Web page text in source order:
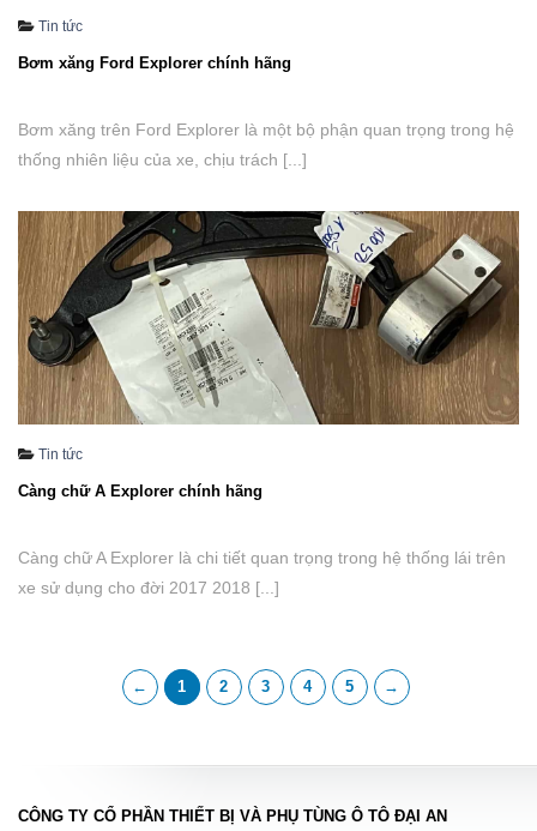
Tin tức
Bơm xăng Ford Explorer chính hãng
Bơm xăng trên Ford Explorer là một bộ phận quan trọng trong hệ
thống nhiên liệu của xe, chịu trách [...]
Tin tức
Càng chữ A Explorer chính hãng
Càng chữ A Explorer là chi tiết quan trọng trong hệ thống lái trên
xe sử dụng cho đời 2017 2018 [...]
← 1 2 3 4 5 →
CÔNG TY CỔ PHẦN THIẾT BỊ VÀ PHỤ TÙNG Ô TÔ ĐẠI AN